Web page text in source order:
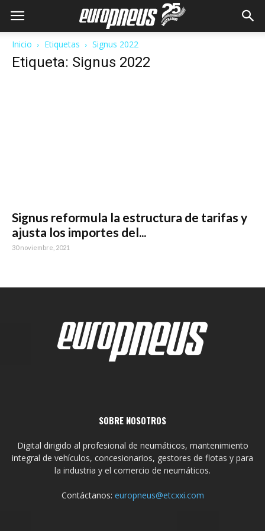
Inicio Etiquetas Signus 2022
Etiqueta: Signus 2022
Signus reformula la estructura de tarifas y
ajusta los importes del...
30 noviembre, 2021
SOBRE NOSOTROS
Digital dirigido al profesional de neumáticos, mantenimiento
integral de vehículos, concesionarios, gestores de flotas y para
la industria y el comercio de neumáticos.
Contáctanos: europneus@etcxxi.com